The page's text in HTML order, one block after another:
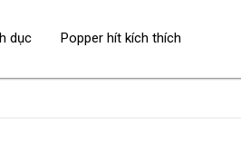
dục Popper hít kích thích